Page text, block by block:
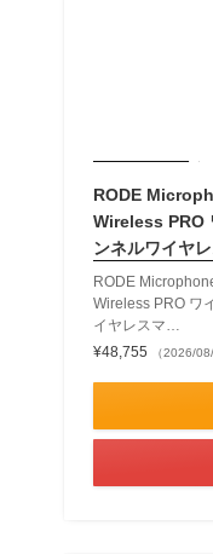
RODE
Wireless PRO
ンネルワイヤ
RODE
Wireless PRO ワ
イヤレスマ…
¥48,755
（2026/